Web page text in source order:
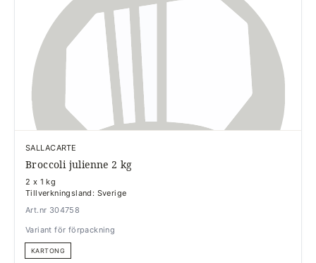
SALLACARTE
Broccoli julienne 2 kg
2 x 1 kg
Tillverkningsland: Sverige
Art.nr 304758
Variant för förpackning
KARTONG